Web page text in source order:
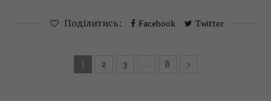
Поділитись: Facebook Twitter
1 2 3 … 8